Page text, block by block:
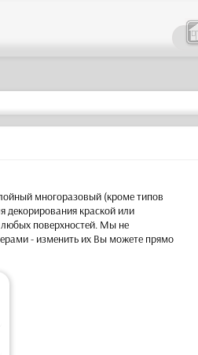
многоразовый (кроме типов
краской или
поверхностей. Мы не
- изменить их Вы можете прямо